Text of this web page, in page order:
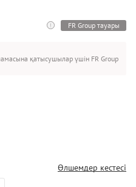
FR Group тауары
қатысушылар үшін FR Group
Өлшемдер кестесі